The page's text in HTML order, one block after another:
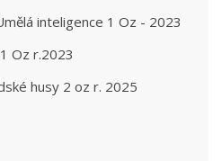
inteligence 1 Oz - 2023
Oz r.2023
husy 2 oz r. 2025